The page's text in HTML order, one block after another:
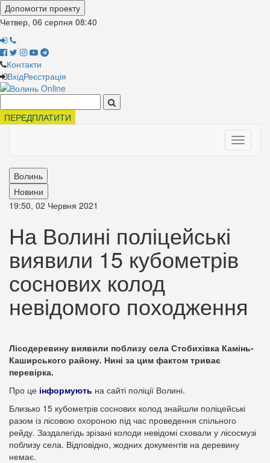
Допомогти проекту
Четвер, 06 серпня 08:40
Контакти
ВхідРеєстрація
ПЕРЕДПЛАТИТИ
Toggle
Волинь
Новини
19:50, 02 Червня 2021
На Волині поліцейські
виявили 15 кубометрів
соснових колод
невідомого походження
Лісодеревину виявили поблизу села Стобихівка Камінь-
Каширського району. Нині за цим фактом триває
перевірка.
Про це інформують на сайті поліції Волині.
Близько 15 кубометрів соснових колод знайшли поліцейські
разом із лісовою охороною під час проведення спільного
рейду. Заздалегідь зрізані колоди невідомі сховали у лісосмузі
поблизу села. Відповідно, жодних документів на деревину
немає.